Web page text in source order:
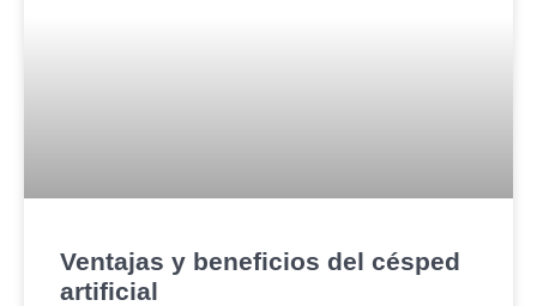
Ventajas y beneficios del césped
artificial